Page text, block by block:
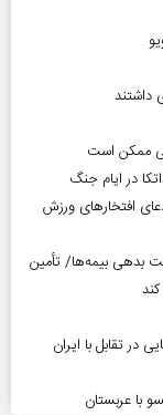
داشتند
ممکن است
افتخارهای ورزش
بدهی بیمه‌ها/ تأمین
تقابل با ایران
با عربستان